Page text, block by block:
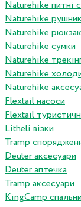
Naturehike питні
Naturehike
Naturehike
Naturehike сумки
Naturehike
Naturehike
Naturehike
Flextail насоси
Flextail
Litheli візки
Tramp
Deuter аксесуари
Deuter аптечка
Tramp аксесуари
KingCamp